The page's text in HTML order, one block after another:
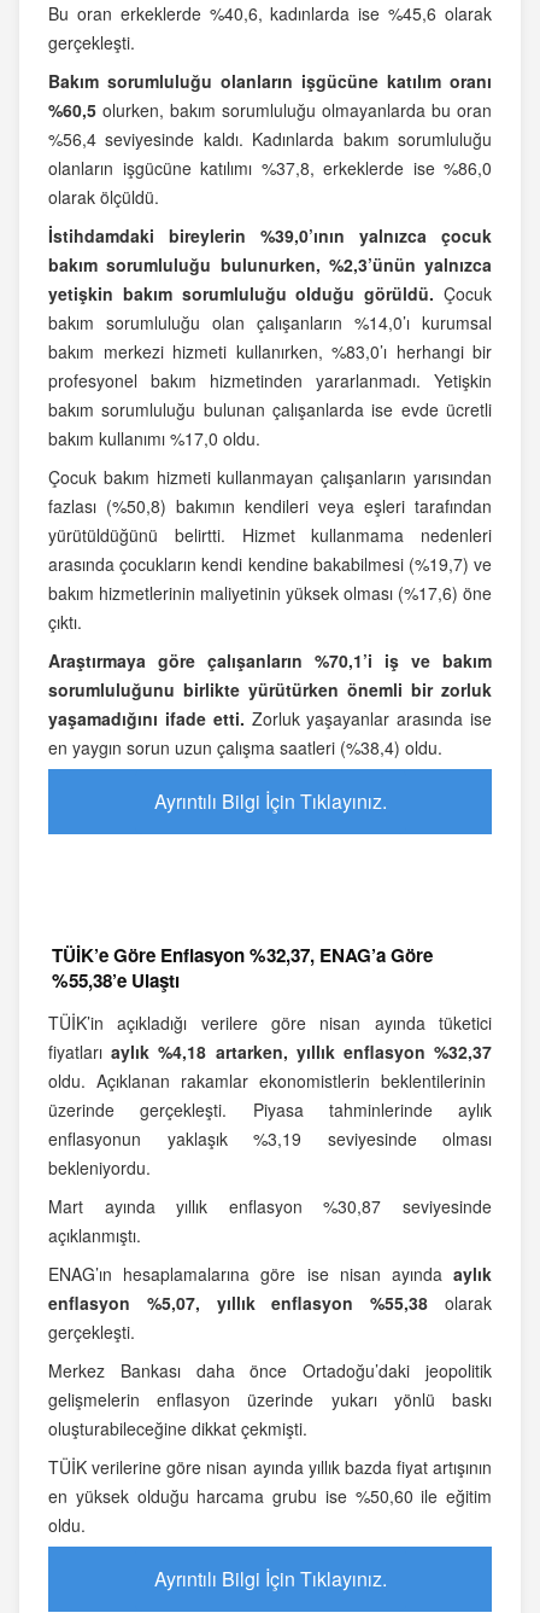
Bu oran erkeklerde %40,6, kadınlarda ise %45,6 olarak
gerçekleşti.
Bakım sorumluluğu olanların işgücüne katılım oranı
%60,5 olurken, bakım sorumluluğu olmayanlarda bu oran
%56,4 seviyesinde kaldı. Kadınlarda bakım sorumluluğu
olanların işgücüne katılımı %37,8, erkeklerde ise %86,0
olarak ölçüldü.
İstihdamdaki bireylerin %39,0’ının yalnızca çocuk
bakım sorumluluğu bulunurken, %2,3’ünün yalnızca
yetişkin bakım sorumluluğu olduğu görüldü. Çocuk
bakım sorumluluğu olan çalışanların %14,0’ı kurumsal
bakım merkezi hizmeti kullanırken, %83,0’ı herhangi bir
profesyonel bakım hizmetinden yararlanmadı. Yetişkin
bakım sorumluluğu bulunan çalışanlarda ise evde ücretli
bakım kullanımı %17,0 oldu.
Çocuk bakım hizmeti kullanmayan çalışanların yarısından
fazlası (%50,8) bakımın kendileri veya eşleri tarafından
yürütüldüğünü belirtti. Hizmet kullanmama nedenleri
arasında çocukların kendi kendine bakabilmesi (%19,7) ve
bakım hizmetlerinin maliyetinin yüksek olması (%17,6) öne
çıktı.
Araştırmaya göre çalışanların %70,1’i iş ve bakım
sorumluluğunu birlikte yürütürken önemli bir zorluk
yaşamadığını ifade etti. Zorluk yaşayanlar arasında ise
en yaygın sorun uzun çalışma saatleri (%38,4) oldu.
Ayrıntılı Bilgi İçin Tıklayınız.
TÜİK’e Göre Enflasyon %32,37, ENAG’a Göre
%55,38’e Ulaştı
TÜİK’in açıkladığı verilere göre nisan ayında tüketici
fiyatlarıaylık %4,18 artarken, yıllık enflasyon %32,37
oldu. Açıklanan rakamlar ekonomistlerin beklentilerinin
üzerinde gerçekleşti. Piyasa tahminlerinde aylık
enflasyonun yaklaşık %3,19 seviyesinde olması
bekleniyordu.
Mart ayında yıllık enflasyon %30,87 seviyesinde
açıklanmıştı.
ENAG’ın hesaplamalarına göre ise nisan ayındaaylık
enflasyon %5,07, yıllık enflasyon %55,38 olarak
gerçekleşti.
Merkez Bankası daha önce Ortadoğu’daki jeopolitik
gelişmelerin enflasyon üzerinde yukarı yönlü baskı
oluşturabileceğine dikkat çekmişti.
TÜİK verilerine göre nisan ayında yıllık bazda fiyat artışının
en yüksek olduğu harcama grubu ise %50,60 ile eğitim
oldu.
Ayrıntılı Bilgi İçin Tıklayınız.